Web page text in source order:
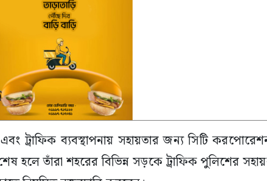
ট্রাফিক ব্যবস্থাপনায় সহায়তার জন্য সিটি
হলে তাঁরা শহরের বিভিন্ন সড়কে ট্রাফিক পুলিশের